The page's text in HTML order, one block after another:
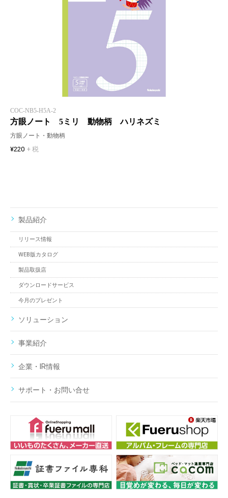
COC-NB5-H5A-2
方眼ノート 5ミリ 動物柄 ハリネズミ
方眼ノート・動物柄
¥220 + 税
製品紹介
リリース情報
WEB版カタログ
製品取扱店
ダウンロードサービス
今月のプレゼント
ソリューション
事業紹介
企業・IR情報
サポート・お問い合せ